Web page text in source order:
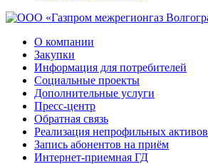
О компании
Закупки
Информация для потребителей
Социальные проекты
Дополнительные услуги
Пресс-центр
Обратная связь
Реализация непрофильных активов
Запись абонентов на приём
Интернет-приемная ГД